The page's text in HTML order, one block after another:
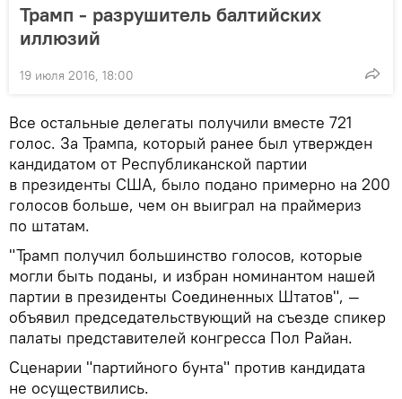
Трамп - разрушитель балтийских
иллюзий
19 июля 2016, 18:00
Все остальные делегаты получили вместе 721
голос. За Трампа, который ранее был утвержден
кандидатом от Республиканской партии
в президенты США, было подано примерно на 200
голосов больше, чем он выиграл на праймериз
по штатам.
"Трамп получил большинство голосов, которые
могли быть поданы, и избран номинантом нашей
партии в президенты Соединенных Штатов", —
объявил председательствующий на съезде спикер
палаты представителей конгресса Пол Райан.
Сценарии "партийного бунта" против кандидата
не осуществились.